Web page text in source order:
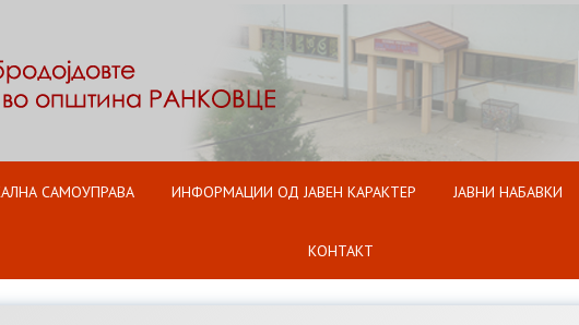
САМОУПРАВА ИНФОРМАЦИИ ОД ЈАВЕН КАРАКТЕР ЈАВНИ НАБАВКИ
КОНТАКТ